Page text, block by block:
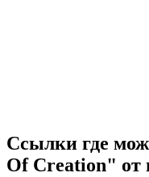
Ссылки где
Of Creation" от